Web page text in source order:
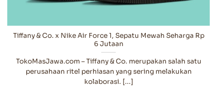
Tiffany & Co. x Nike Air Force 1, Sepatu Mewah Seharga Rp
6 Jutaan
TokoMasJawa.com – Tiffany & Co. merupakan salah satu
perusahaan ritel perhiasan yang sering melakukan
kolaborasi. [...]